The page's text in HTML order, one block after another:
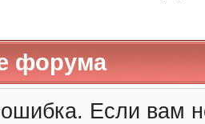
форума
Если вам